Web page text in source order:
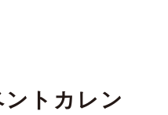
トカレン